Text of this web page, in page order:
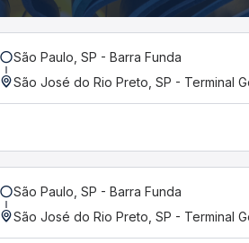
São Paulo, SP - Barra Funda
São José do Rio Preto, SP - Terminal
São Paulo, SP - Barra Funda
São José do Rio Preto, SP - Terminal